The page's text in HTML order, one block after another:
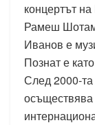
концертът
Рамеш
Иванов е
Познат е
След 2000-та
осъществява